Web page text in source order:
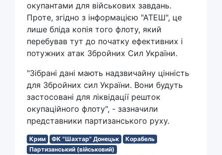
окупантами для військових завдань.
Проте, згідно з інформацією "АТЕШ", це
лише бліда копія того флоту, який
перебував тут до початку ефективних і
потужних атак Збройних Сил України.
"Зібрані дані мають надзвичайну цінність
для Збройних сил України. Вони будуть
застосовані для ліквідації решток
окупаційного флоту", - зазначили
представники партизанського руху.
Крим ФК "Шахтар" Донецьк
Корабель
Партизанський (військовий)